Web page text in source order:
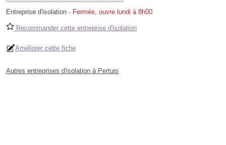
Entreprise d'isolation - Fermée, ouvre lundi à 8h00
Recommander cette entreprise d'isolation
Améliorer cette fiche
Autres entreprises d'isolation à Pertuis